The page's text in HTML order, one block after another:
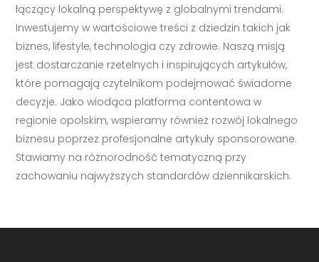
łączący lokalną perspektywę z globalnymi trendami.
Inwestujemy w wartościowe treści z dziedzin takich jak
biznes, lifestyle, technologia czy zdrowie. Naszą misją
jest dostarczanie rzetelnych i inspirujących artykułów,
które pomagają czytelnikom podejmować świadome
decyzje. Jako wiodąca platforma contentowa w
regionie opolskim, wspieramy również rozwój lokalnego
biznesu poprzez profesjonalne artykuły sponsorowane.
Stawiamy na różnorodność tematyczną przy
zachowaniu najwyższych standardów dziennikarskich.